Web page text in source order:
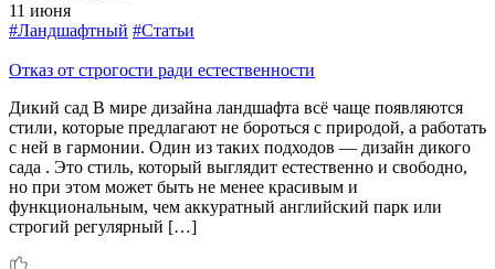
11 июня
#Ландшафтный #Статьи
Отказ от строгости ради естественности
Дикий сад В мире дизайна ландшафта всё чаще появляются
стили, которые предлагают не бороться с природой, а работать
с ней в гармонии. Один из таких подходов — дизайн дикого
сада . Это стиль, который выглядит естественно и свободно,
но при этом может быть не менее красивым и
функциональным, чем аккуратный английский парк или
строгий регулярный […]